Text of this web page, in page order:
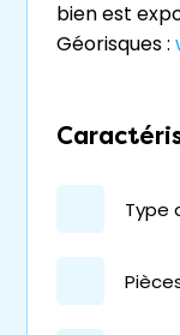
bien est
Géorisques :
type